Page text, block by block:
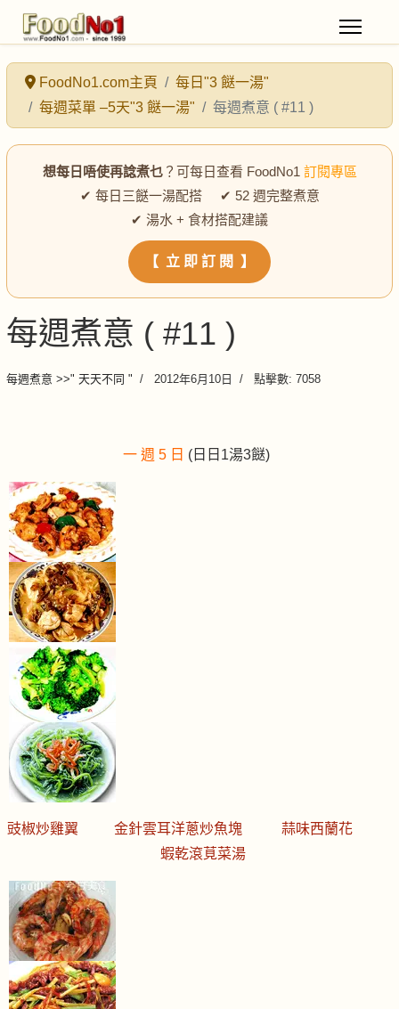
FoodNo1.com主頁
每日"3 餸一湯"
每週菜單 –5天"3 餸一湯"
每週煮意 ( #11 )
想每日唔使再諗煮乜？可每日查看 FoodNo1 訂閱專區
✔ 每日三餸一湯配搭 ✔ 52 週完整煮意
✔ 湯水 + 食材搭配建議
【 立 即 訂 閱 】
每週煮意 ( #11 )
每週煮意 >>" 天天不同 " 2012年6月10日 點擊數: 7058
一 週 5 日 (日日1湯3餸)
豉椒炒雞翼 金針雲耳洋蔥炒魚塊
蒜味西蘭花
蝦乾滾莧菜湯